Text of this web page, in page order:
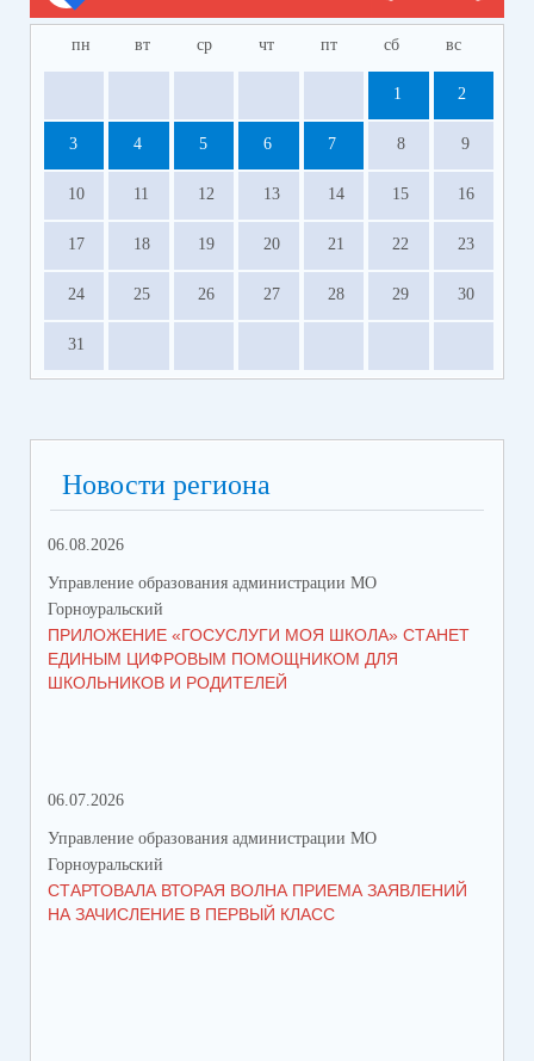
пн вт ср чт пт сб вс
1 2
3 4 5 6 7 8 9
10 11 12 13 14 15 16
17 18 19 20 21 22 23
24 25 26 27 28 29 30
31
Новости региона
06.08.2026
Управление образования администрации МО
Горноуральский
ПРИЛОЖЕНИЕ «ГОСУСЛУГИ МОЯ ШКОЛА» СТАНЕТ
ЕДИНЫМ ЦИФРОВЫМ ПОМОЩНИКОМ ДЛЯ
ШКОЛЬНИКОВ И РОДИТЕЛЕЙ
06.07.2026
Управление образования администрации МО
Горноуральский
СТАРТОВАЛА ВТОРАЯ ВОЛНА ПРИЕМА ЗАЯВЛЕНИЙ
НА ЗАЧИСЛЕНИЕ В ПЕРВЫЙ КЛАСС